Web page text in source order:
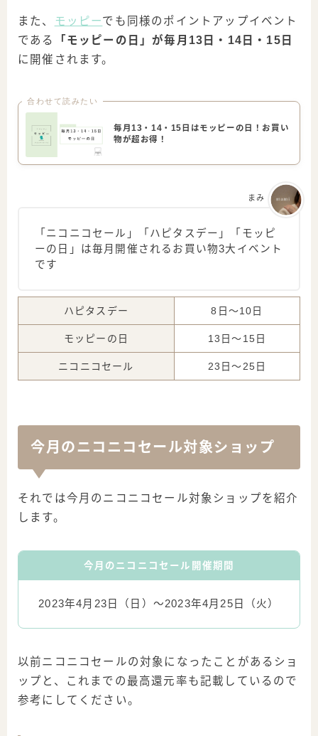
また、 モッピーでも同様のポイントアップイベント
である
「モッピーの日」が毎月13日・14日・15日
に開催されます。
合わせて読みたい
毎月13・14・15日はモッピーの日！お買い
物が超お得！
「ニコニコセール」「ハピタスデー」「モッピ
ーの日」は毎月開催されるお買い物3大イベント
です
まみ
ハピタスデー 8日～10日
モッピーの日 13日～15日
ニコニコセール 23日～25日
今月のニコニコセール対象ショップ
それでは今月のニコニコセール対象ショップを紹介
します。
今月のニコニコセール開催期間
2023年4月23日（日）～2023年4月25日（火）
以前ニコニコセールの対象になったことがあるショ
ップと、これまでの最高還元率も記載しているので
参考にしてください。